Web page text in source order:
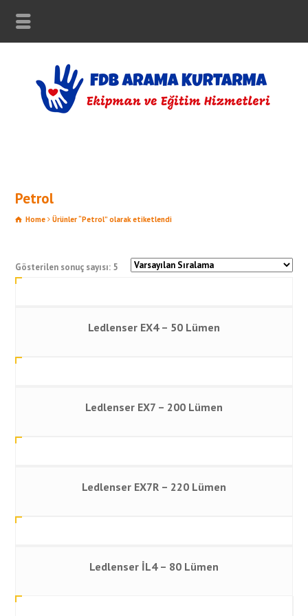
Petrol
Home Ürünler “Petrol” olarak etiketlendi
Gösterilen sonuç sayısı: 5
Ledlenser EX4 – 50 Lümen
Ledlenser EX7 – 200 Lümen
Ledlenser EX7R – 220 Lümen
Ledlenser İL4 – 80 Lümen